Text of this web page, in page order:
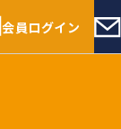
会員ログイン